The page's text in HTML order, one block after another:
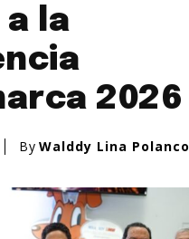
a la
2026
By Walddy Lina Polanco